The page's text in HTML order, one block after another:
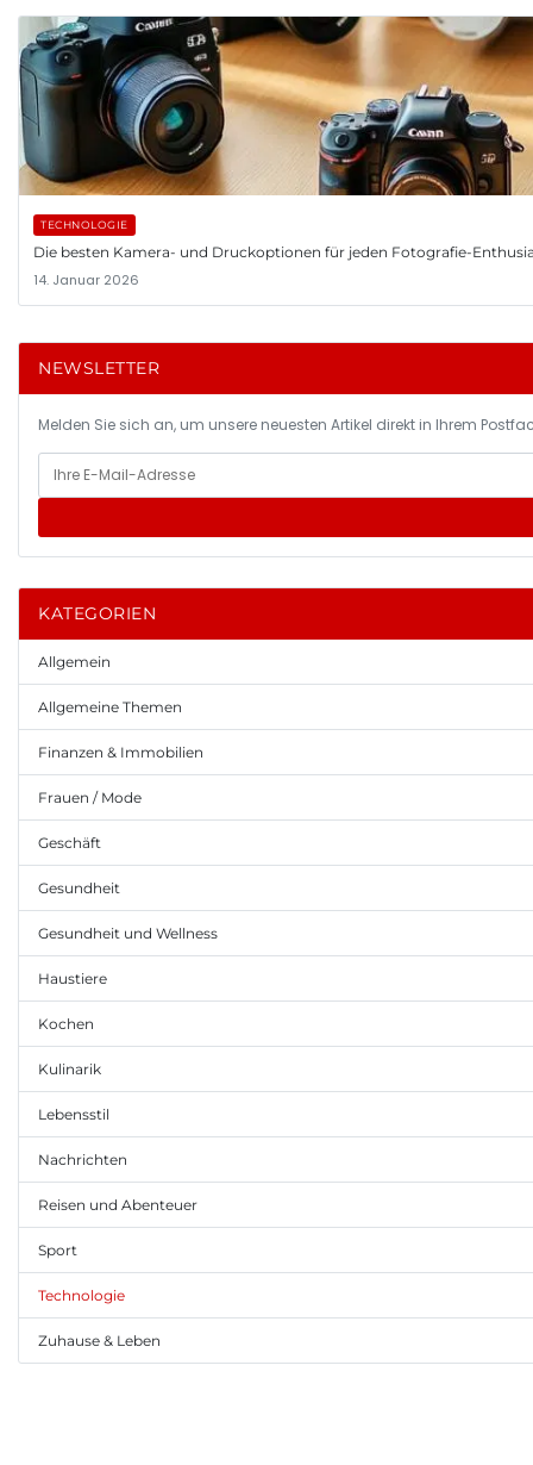
TECHNOLOGIE
Die besten Kamera- und Druckoptionen für jeden Fotografie-
14. Januar 2026
NEWSLETTER
Melden Sie sich an, um unsere neuesten Artikel direkt in Ihrem
KATEGORIEN
Allgemein
Allgemeine Themen
Finanzen & Immobilien
Frauen / Mode
Geschäft
Gesundheit
Gesundheit und Wellness
Haustiere
Kochen
Kulinarik
Lebensstil
Nachrichten
Reisen und Abenteuer
Sport
Technologie
Zuhause & Leben